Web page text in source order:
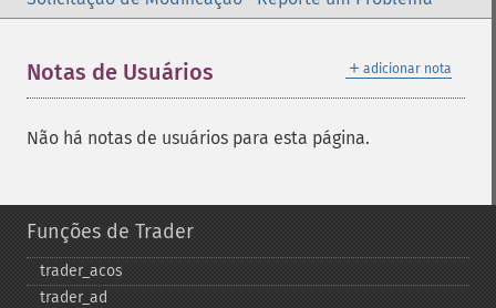
＋ adicionar nota
Notas de Usuários
Não há notas de usuários para esta página.
Funções de Trader
trader_​acos
trader_​ad